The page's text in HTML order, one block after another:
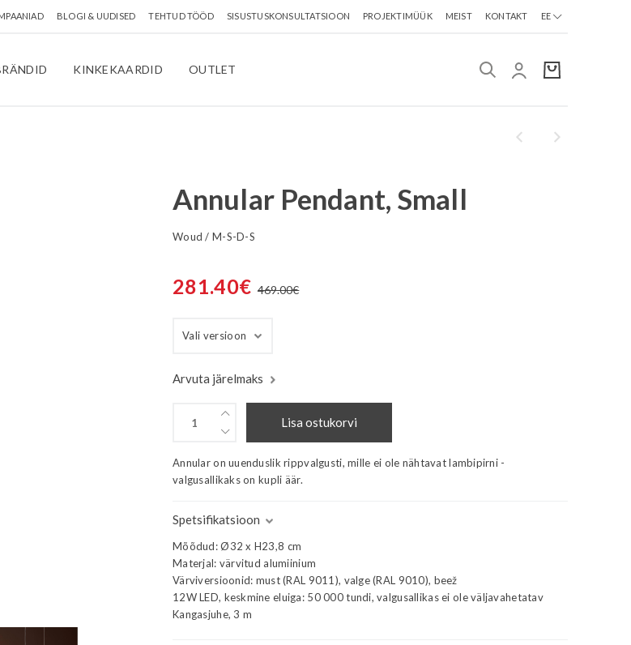
BLOGI & UUDISED TEHTUD TÖÖD SISUSTUSKONSULTATSIOON PROJEKTIMÜÜK MEIST KONTAKT EE
KINKEKAARDID OUTLET
Annular Pendant, Small
Woud/ M-S-D-S
281.40€ 469.00€
Arvuta järelmaks
Lisa ostukorvi
Annular on uuenduslik rippvalgusti, mille ei ole nähtavat lambipirni -
valgusallikaks on kupli äär.
Spetsifikatsioon
Mõõdud: Ø32 x H23,8 cm
Materjal: värvitud alumiinium
Värviversioonid: must (RAL 9011), valge (RAL 9010), beež
12W LED, keskmine eluiga: 50 000 tundi, valgusallikas ei ole väljavahetatav
Kangasjuhe, 3 m